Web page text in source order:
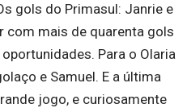
gols do Primasul: Janrie e
com mais de quarenta gols
Para o Olaria
e Samuel. E a última
jogo, e curiosamente